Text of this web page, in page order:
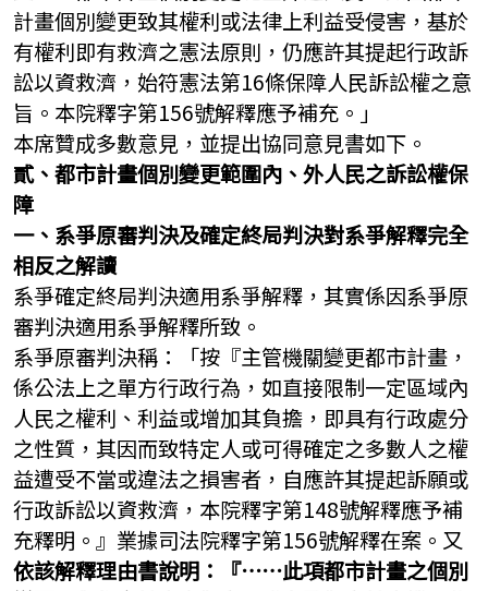
計畫個別變更致其權利或法律上利益受侵害，基於
有權利即有救濟之憲法原則，仍應許其提起行政訴
訟以資救濟，始符憲法第16條保障人民訴訟權之意
旨。本院釋字第156號解釋應予補充。」
本席贊成多數意見，並提出協同意見書如下。
貳、都市計畫個別變更範圍內、外人民之訴訟權保
障
一、系爭原審判決及確定終局判決對系爭解釋完全
相反之解讀
系爭確定終局判決適用系爭解釋，其實係因系爭原
審判決適用系爭解釋所致。
系爭原審判決稱：「按『主管機關變更都市計畫，
係公法上之單方行政行為，如直接限制一定區域內
人民之權利、利益或增加其負擔，即具有行政處分
之性質，其因而致特定人或可得確定之多數人之權
益遭受不當或違法之損害者，自應許其提起訴願或
行政訴訟以資救濟，本院釋字第148號解釋應予補
充釋明。』業據司法院釋字第156號解釋在案。又
依該解釋理由書說明：『⋯⋯此項都市計畫之個別